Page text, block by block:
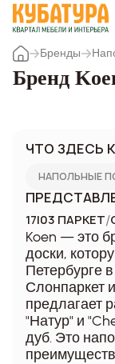
Бренды
Бренд
ЧТО ЗДЕСЬ
НАПОЛЬНЫЕ
17|03 ПАРКЕТ/
Koen — это
доски,
Петербурге
Слонпаркет
предлагает
"Натур" и
дуб. Это